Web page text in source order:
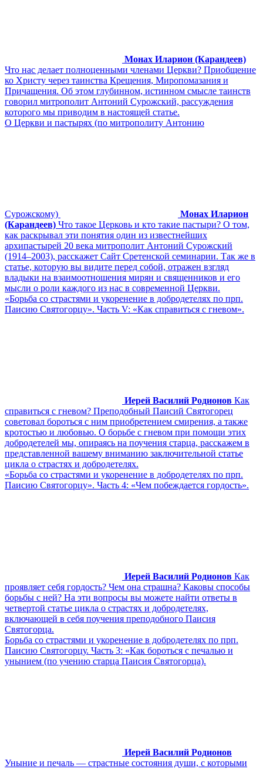
Монах Иларион (Карандеев)
Что нас делает полноценными членами Церкви? Приобщение
ко Христу через таинства Крещения, Миропомазания и
Причащения. Об этом глубинном, истинном смысле таинств
говорил митрополит Антоний Сурожский, рассуждения
которого мы приводим в настоящей статье.
О Церкви и пастырях (по митрополиту Антонию
Сурожскому)
Монах Иларион
(Карандеев) Что такое Церковь и кто такие пастыри? О том,
как раскрывал эти понятия один из известнейших
архипастырей 20 века митрополит Антоний Сурожский
(1914–2003), расскажет Сайт Сретенской семинарии. Так же в
статье, которую вы видите перед собой, отражен взгляд
владыки на взаимоотношения мирян и священников и его
мысли о роли каждого из нас в современной Церкви.
«Борьба со страстями и укоренение в добродетелях по прп.
Паисию Святогорцу». Часть V: «Как справиться с гневом».
Иерей Василий Родионов Как
справиться с гневом? Преподобный Паисий Святогорец
советовал бороться с ним приобретением смирения, а также
кротостью и любовью. О борьбе с гневом при помощи этих
добродетелей мы, опираясь на поучения старца, расскажем в
представленной вашему вниманию заключительной статье
цикла о страстях и добродетелях.
«Борьба со страстями и укоренение в добродетелях по прп.
Паисию Святогорцу». Часть 4: «Чем побеждается гордость».
Иерей Василий Родионов Как
проявляет себя гордость? Чем она страшна? Каковы способы
борьбы с ней? На эти вопросы вы можете найти ответы в
четвертой статье цикла о страстях и добродетелях,
включающей в себя поучения преподобного Паисия
Святогорца.
Борьба со страстями и укоренение в добродетелях по прп.
Паисию Святогорцу. Часть 3: «Как бороться с печалью и
унынием (по учению старца Паисия Святогорца).
Иерей Василий Родионов
Уныние и печаль — страстные состояния души, с которыми